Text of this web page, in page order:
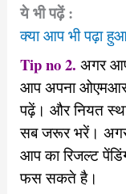
ये भी पढ़ें :
क्या आप भी पढ़ा
Tip no 2. अगर
आप अपना ओएमआर
पढ़ें। और नियत
सब जरूर भरें।
आप का रिजल्ट
फस सकते है।